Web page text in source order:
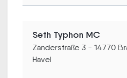
Seth Typhon MC
Zanderstraße 3 - 14770
Havel